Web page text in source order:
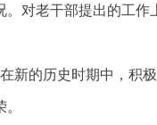
。对老干部提出的工
新的历史时期中，积
。